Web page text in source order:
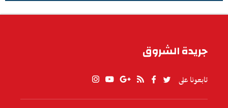
جريدة الشروق
تابعونا على